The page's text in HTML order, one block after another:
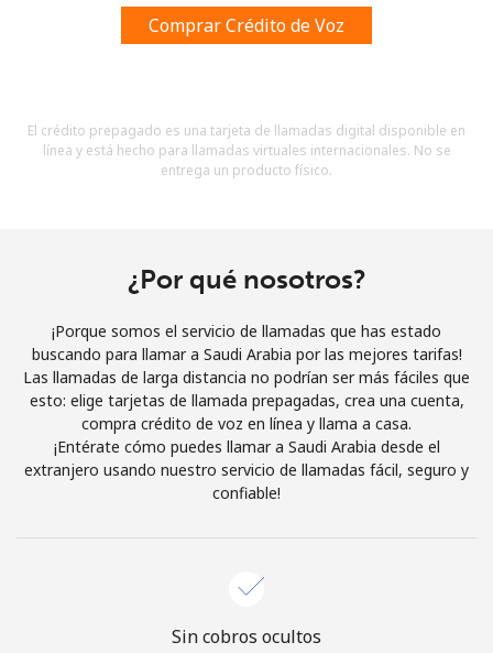
Un caracter especial
Términos y condiciones.
Únete
¡Hola!
Comprar Crédito de Voz
El crédito prepagado es una tarjeta de llamadas digital disponible en
línea y está hecho para llamadas virtuales internacionales. No se
entrega un producto físico.
¿Por qué nosotros?
¡Porque somos el servicio de llamadas que has estado
buscando para llamar a Saudi Arabia por las mejores tarifas!
Las llamadas de larga distancia no podrían ser más fáciles que
esto: elige tarjetas de llamada prepagadas, crea una cuenta,
compra crédito de voz en línea y llama a casa.
¡Entérate cómo puedes llamar a Saudi Arabia desde el
extranjero usando nuestro servicio de llamadas fácil, seguro y
confiable!
Sin cobros ocultos